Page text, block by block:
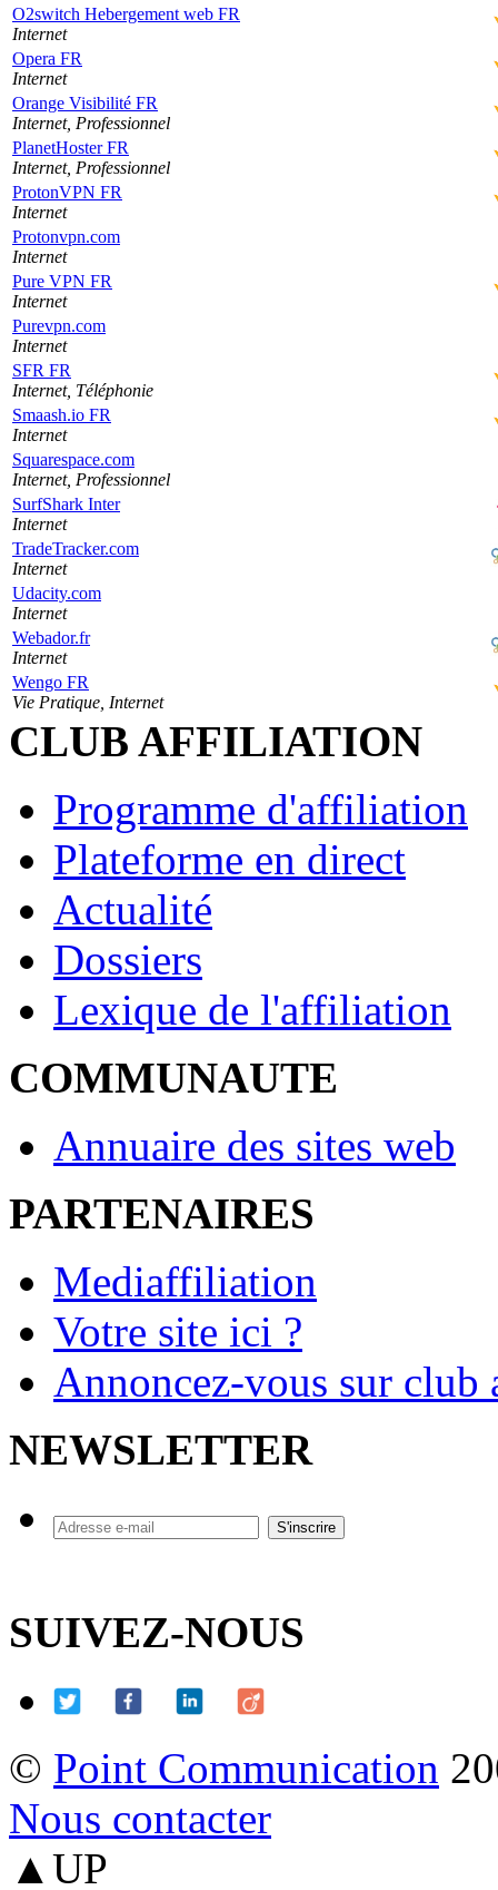
O2switch Hebergement web FR
Internet
Opera FR
Internet
Orange Visibilité FR
Internet, Professionnel
PlanetHoster FR
Internet, Professionnel
ProtonVPN FR
Internet
Protonvpn.com
Internet
Pure VPN FR
Internet
Purevpn.com
Internet
SFR FR
Internet, Téléphonie
Smaash.io FR
Internet
Squarespace.com
Internet, Professionnel
SurfShark Inter
Internet
TradeTracker.com
Internet
Udacity.com
Internet
Webador.fr
Internet
Wengo FR
Vie Pratique, Internet
CLUB AFFILIATION
Programme d'affiliation
Plateforme en direct
Actualité
Dossiers
Lexique de l'affiliation
COMMUNAUTE
Annuaire des sites web
PARTENAIRES
Mediaffiliation
Votre site ici ?
Annoncez-vous sur
NEWSLETTER
SUIVEZ-NOUS
© Point Communication
Nous contacter
▲UP